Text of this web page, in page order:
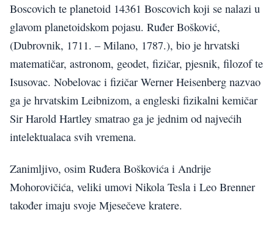
Boscovich te planetoid 14361 Boscovich koji se nalazi u
glavom planetoidskom pojasu. Ruđer Bošković,
(Dubrovnik, 1711. – Milano, 1787.), bio je hrvatski
matematičar, astronom, geodet, fizičar, pjesnik, filozof te
Isusovac. Nobelovac i fizičar Werner Heisenberg nazvao
ga je hrvatskim Leibnizom, a engleski fizikalni kemičar
Sir Harold Hartley smatrao ga je jednim od najvećih
intelektualaca svih vremena.
Zanimljivo, osim Ruđera Boškovića i Andrije
Mohorovičića, veliki umovi Nikola Tesla i Leo Brenner
također imaju svoje Mjesečeve kratere.